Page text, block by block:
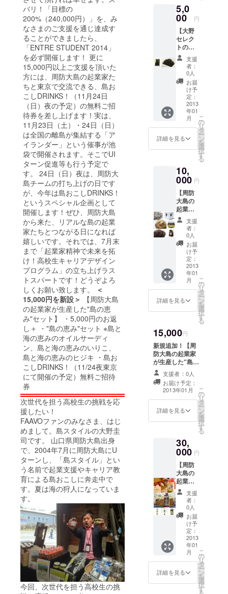
バリ！「目標の
200%（240,000円）」を、み
なさまのご支援を通じ達成す
ることができましたら、
「ENTRE STUDENT 2014」
を必ず開催します！ 更に
15,000円以上ご支援を頂いた
方には、周防大島の起業家た
ちと東京で交流できる、島お
こしDRINKS！（11月24日
（日）夜の予定）の無料ご招
待券を差し上げます！実は、
11月23日（土）・24日（日）
は全国の離島が集結する「ア
イランダー」という催事が池
袋で開催されます。そこでUI
ターン促進等も行う予定で
す。 24日（日）夜は、周防大
島チームの打ち上げの日です
が、今年は島おこしDRINKS！
というスペシャル企画として
開催します！ぜひ、周防大島
から来た、リアルな島の起業
家たちとつながる日になれば
嬉しいです。それでは、7月末
まで「起業家精神で未来を拓
け！高校生キャリアデザイン
プログラム」の立ち上げラス
トスパートです！どうぞよろ
しくお願い致します。
＜
15,000円を新設＞
【周防大島
の起業家が生産した"島の恵
み"セット】 ・5,000円のお返
し＋ ・"島の恵み"セット ※島と
海の恵みのオイルサーディ
ン、島と海の恵みのいりこ、
島と海の恵みのヒジキ ・島お
こしDRINKS！（11/24夜東京
にて開催の予定）無料ご招待
券
次世代を担う高校生の挑戦を応
援したい！
FAAVOファンのみなさま、はじ
めまして。島スタイルの大野圭
司です。 山口県周防大島出身
で、2004年7月に周防大島にU
ターンし、「島スタイル」とい
う名前で起業支援やキャリア教
育による島おこしに奔走中で
す。夏は海の狩人になっていま
す。
今回、次世代を担う高校生の挑
ナーとして
独立(東京)。
2004年7月に
周防大島へU
ターン後、
島の起業家
を応援する
フリーペー
パー「島ス
タイル」を
創刊。 文部
域再生人材
形成」に大
島商船高等
専門学校と
共に応募し
採択され、
2007年4月か
ら起業家養
成塾「島ス
クエア」の
講師及び
コーディ
ネーターと
なる。
し、2010年4
月より、指
定管理者(大
野工業株式
会社)として
サザンセト
なぎさパー
クの管理運
営の開始
島町立東和
中学校コ
ティ・ス
クールの講
師及びコー
ディネー
ターを務め
2012年3月末
で、島スク
5,0
00 円
【大野
セレク
トの周
防大島
入門
セッ
ト！】
3,000円
のお返
し＋ ・
島スタ
イル
バック
ナン
バー
（五
当日の
報告書
（PDF
）※支援
者お名
前入り
・島の
起業家
がつ
くった
味付ヒ
ジキ
支援
者：
0人
お届
け予
定：
2013
年01
月
詳細を見る
こ
の
リ
タ
ー
ン
を
選
択
す
る
10,
000 円
【周防
大島の
起業家
が生産
した"島
の恵
み"セッ
ト】 ・
5,000円
のお返
し＋
・"島の
恵
み"セッ
ト ※島
と海の
オイル
サー
ディ
ン、島
と海の
恵みの
いり
こ、島
と海の
ヒジキ
支援
者：
0人
お届
け予
定：
2013
年01
月
詳細を見る
こ
の
リ
タ
ー
ン
を
選
択
す
る
15,000円
新規追加！【周
防大島の起業家
が生産した"島の
恵み"セット2】
5,000円のお返し
＋ ・"島の恵
み"セット ※島と
海の恵みのオイ
ルサーディン、
・島おこし
DRINKS！
（11/24夜東京に
て開催の予定）
無料ご招待券
支援者：0人
お届け予定：
2013年01月
詳細を見る
こ
の
リ
タ
ー
ン
を
選
択
す
る
30,
000 円
【周防
大島の
起業家
が生産
した豪
華"島の
恵
み"セッ
ト】 ・
5,000円
のお返
し＋ ・
豪華"島
の恵
み"セッ
ト ※島
支援
者：
0人
お届
け予
定：
2013
年01
月
詳細を見る
こ
の
リ
タ
ー
ン
を
選
択
す